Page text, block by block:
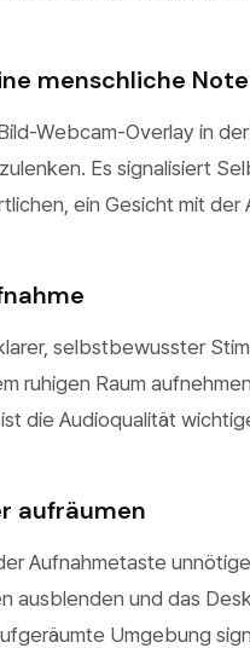
menschliche
Webcam-Overlay in
Es signalisiert
ein Gesicht mit der
selbstbewusster
ruhigen Raum
die Audioqualität
aufräumen
Aufnahmetaste
ausblenden und das
Umgebung